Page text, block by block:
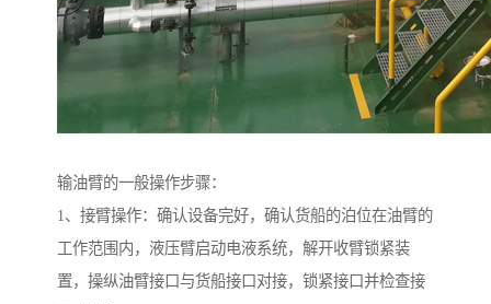
输油臂的一般操作步骤：
1、接臂操作：确认设备完好，确认货船的泊位在油臂的
工作范围内，液压臂启动电液系统，解开收臂锁紧装
置，操纵油臂接口与货船接口对接，锁紧接口并检查接